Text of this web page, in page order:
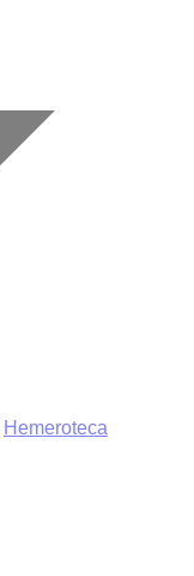
Hemeroteca